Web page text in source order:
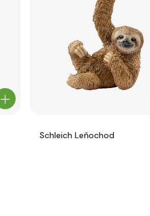
Schleich Leňochod